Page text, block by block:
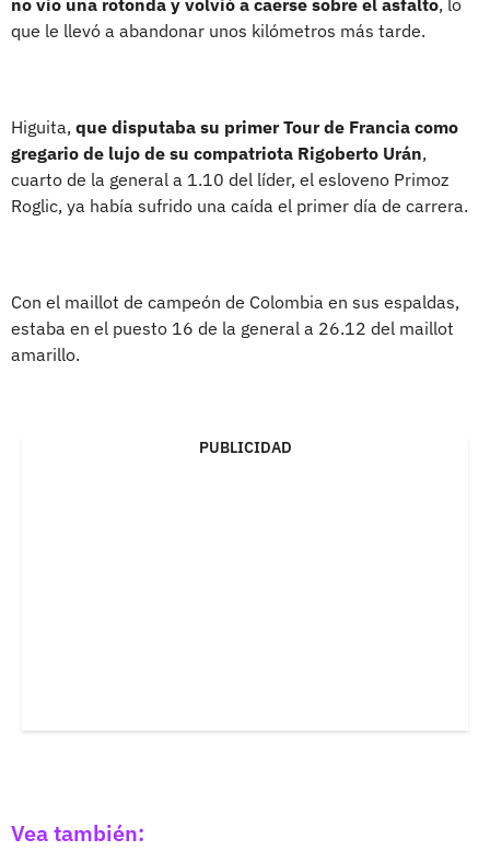
que le llevó a abandonar unos kilómetros más tarde.
Higuita, que disputaba su primer Tour de Francia como
gregario de lujo de su compatriota Rigoberto Urán,
cuarto de la general a 1.10 del líder, el esloveno Primoz
Roglic, ya había sufrido una caída el primer día de carrera.
Con el maillot de campeón de Colombia en sus espaldas,
estaba en el puesto 16 de la general a 26.12 del maillot
amarillo.
PUBLICIDAD
Vea también: